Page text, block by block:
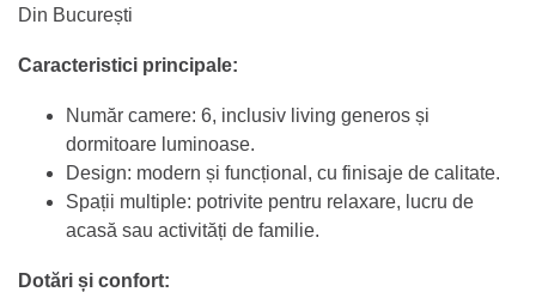
Din București
Caracteristici principale:
Număr camere: 6, inclusiv living generos și
dormitoare luminoase.
Design: modern și funcțional, cu finisaje de calitate.
Spații multiple: potrivite pentru relaxare, lucru de
acasă sau activități de familie.
Dotări și confort: